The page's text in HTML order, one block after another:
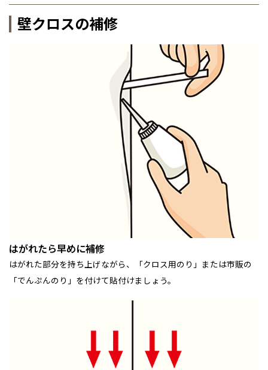
壁クロスの補修
はがれたら早めに補修
はがれた部分を持ち上げながら、「クロス用のり」または市販の
「でんぷんのり」を付けて貼付けましょう。